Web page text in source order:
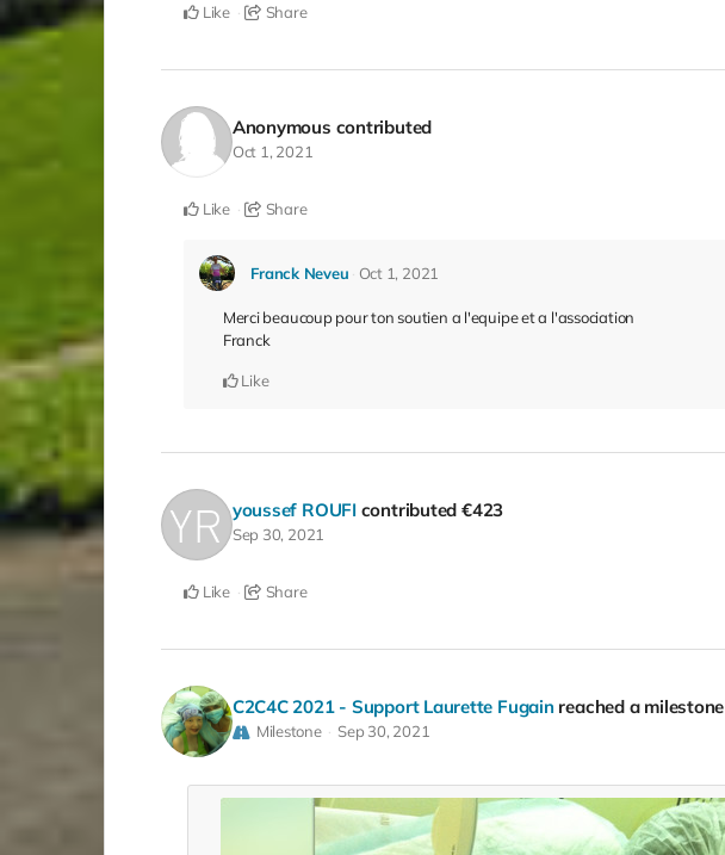
Like Share
Anonymous contributed
Oct 1, 2021
Like Share
Franck Neveu Oct 1, 2021
Merci beaucoup pour ton soutien a l'equipe et a l'association
Franck
Like
youssef ROUFI contributed €423
Sep 30, 2021
Like Share
C2C4C 2021 - Support Laurette Fugain reached a milestone
Milestone Sep 30, 2021